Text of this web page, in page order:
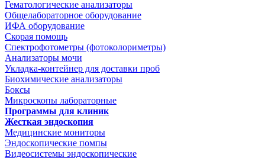
Гематологические анализаторы
Общелабораторное оборудование
ИФА оборудование
Скорая помощь
Спектрофотометры (фотоколориметры)
Анализаторы мочи
Укладка-контейнер для доставки проб
Биохимические анализаторы
Боксы
Микроскопы лабораторные
Программы для клиник
Жесткая эндоскопия
Медицинские мониторы
Эндоскопические помпы
Видеосистемы эндоскопические